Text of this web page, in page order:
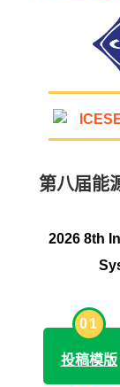
第八届能
2026 8th
01
投稿模版